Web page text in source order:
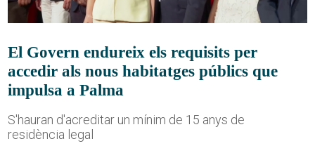
El Govern endureix els requisits per
accedir als nous habitatges públics que
impulsa a Palma
S'hauran d'acreditar un mínim de 15 anys de
residència legal